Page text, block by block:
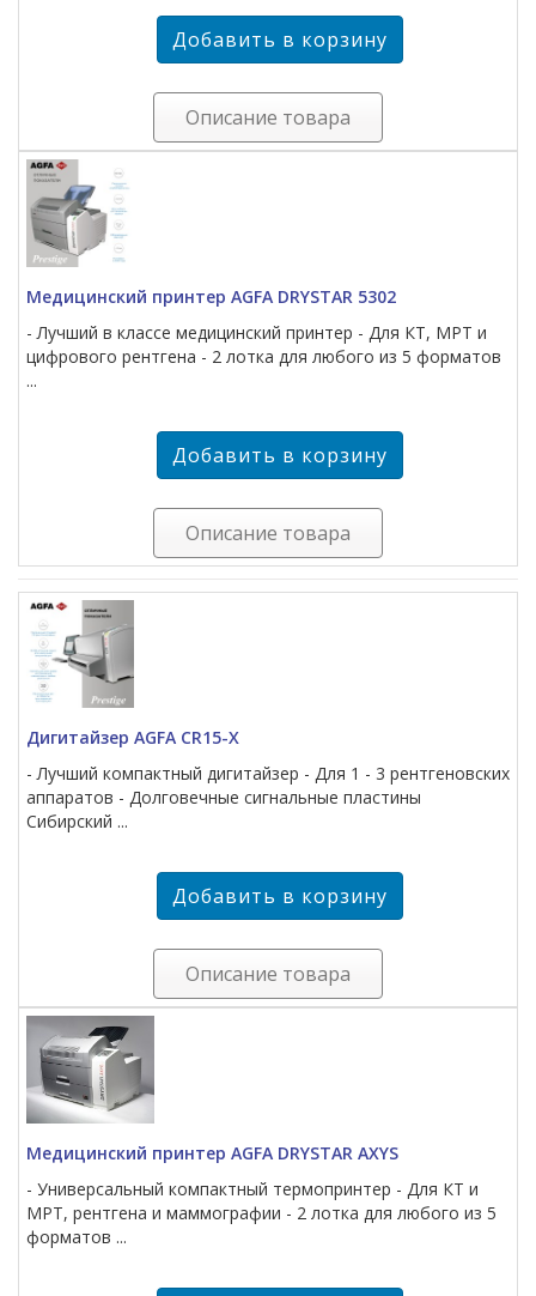
Описание товара
Медицинский принтер AGFA DRYSTAR 5302
- Лучший в классе медицинский принтер - Для КТ, МРТ и
цифрового рентгена - 2 лотка для любого из 5 форматов
...
Описание товара
Дигитайзер AGFA CR15-X
- Лучший компактный дигитайзер - Для 1 - 3 рентгеновских
аппаратов - Долговечные сигнальные пластины
Сибирский ...
Описание товара
Медицинский принтер AGFA DRYSTAR AXYS
- Универсальный компактный термопринтер - Для КТ и
МРТ, рентгена и маммографии - 2 лотка для любого из 5
форматов ...